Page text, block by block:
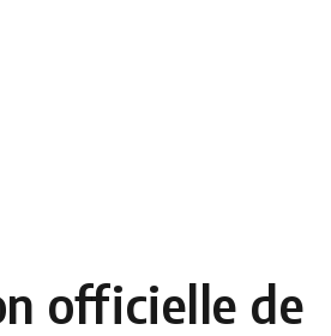
officielle de